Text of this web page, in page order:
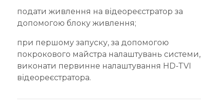
подати живлення на відеореєстратор за
допомогою блоку живлення;
при першому запуску, за допомогою
покрокового майстра налаштувань системи,
виконати первинне налаштування HD-TVI
відеореєстратора.